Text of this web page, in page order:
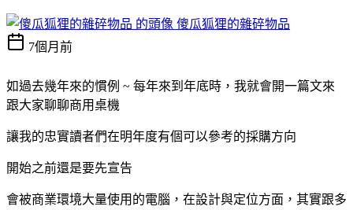
傻瓜狐狸的雜碎物品
7個月前
如過去幾年來的慣例 ~ 每年來到年底時，我就會開一篇文來
跟大家聊聊商用桌機
讓我的忠實讀者們在明年度有個可以參考的採購方向
開始之前還是要先宣告
會被商業環境大量使用的電腦，在設計與定位方面，其實跟多